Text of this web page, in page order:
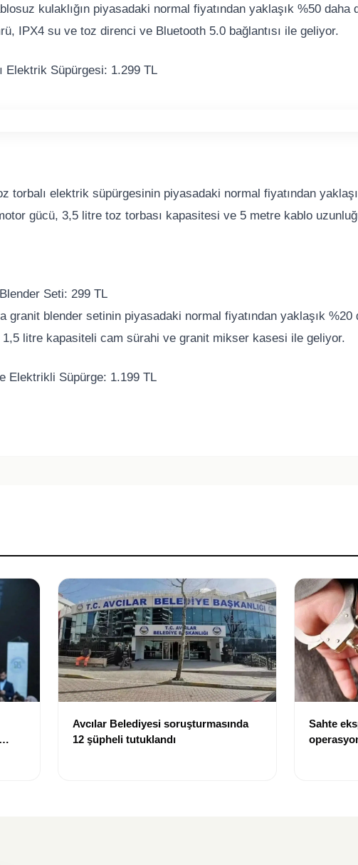
kulaklığın piyasadaki normal fiyatından yaklaşık %50 daha
IPX4 su ve toz direnci ve Bluetooth 5.0 bağlantısı ile geliyor.
Elektrik Süpürgesi: 1.299 TL
torbalı elektrik süpürgesinin piyasadaki normal fiyatından
gücü, 3,5 litre toz torbası kapasitesi ve 5 metre kablo
Seti: 299 TL
granit blender setinin piyasadaki normal fiyatından yaklaşık %20
litre kapasiteli cam sürahi ve granit mikser kasesi ile geliyor.
Elektrikli Süpürge: 1.199 TL
Avcılar Belediyesi soruşturmasında
12 şüpheli tutuklandı
Sahte